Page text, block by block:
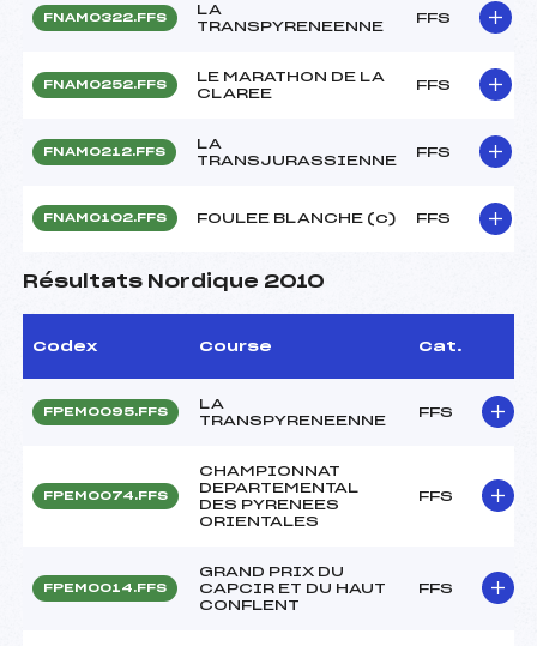
FNAM0322.FFS
LA
TRANSPYRENEENNE
FFS
FNAM0252.FFS
LE MARATHON DE LA
CLAREE
FFS
FNAM0212.FFS
LA
TRANSJURASSIENNE
FFS
FNAM0102.FFS FOULEE BLANCHE (c) FFS
Résultats Nordique 2010
Codex Course Cat.
FPEM0095.FFS
LA
TRANSPYRENEENNE
FFS
FPEM0074.FFS
CHAMPIONNAT
DEPARTEMENTAL
DES PYRENEES
ORIENTALES
FFS
FPEM0014.FFS
GRAND PRIX DU
CAPCIR ET DU HAUT
CONFLENT
FFS